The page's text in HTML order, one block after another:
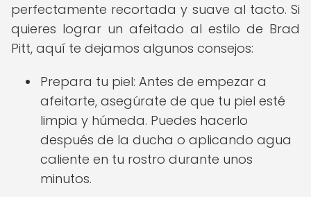
perfectamente recortada y suave al tacto. Si
quieres lograr un afeitado al estilo de Brad
Pitt, aquí te dejamos algunos consejos:
Prepara tu piel: Antes de empezar a
afeitarte, asegúrate de que tu piel esté
limpia y húmeda. Puedes hacerlo
después de la ducha o aplicando agua
caliente en tu rostro durante unos
minutos.